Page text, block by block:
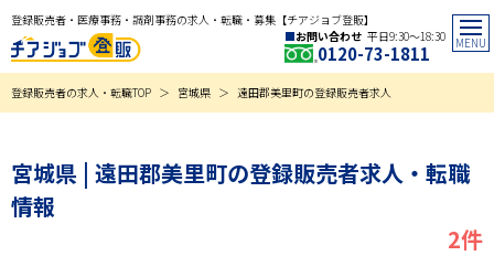
登録販売者・医療事務・調剤事務の求人・転職・募集【チアジョブ登販】
お問い合わせ 平日9:30〜18:30
0120-73-1811
登録販売者の求人・転職TOP 宮城県 遠田郡美里町の登録販売者求人
宮城県 | 遠田郡美里町の登録販売者求人・転職
情報
2件